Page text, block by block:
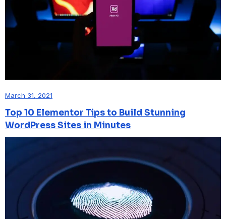
March 31, 2021
Top 10 Elementor Tips to Build Stunning
WordPress Sites in Minutes